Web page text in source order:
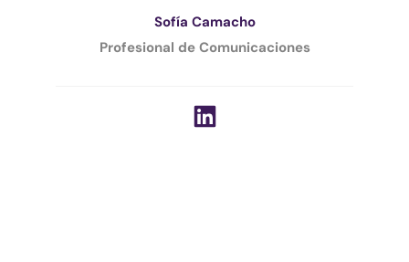
Sofía Camacho
Profesional de Comunicaciones